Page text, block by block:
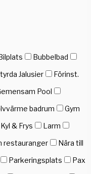
Bubbelbad
Jalusier
Förinst.
Pool
badrum
Gym
Kyl & Frys
Larm
restauranger
Nära till
Parkeringsplats
Pax